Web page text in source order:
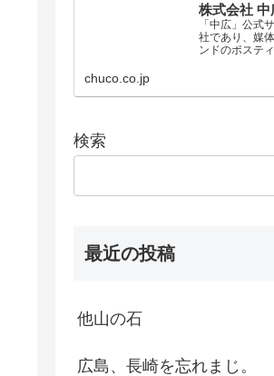
株式会社 中
「中広」公式
社であり、媒
ンドのポステ
chuco.co.jp
検索
最近の投稿
他山の石
広島、長崎を忘れまじ。